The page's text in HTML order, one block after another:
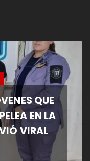
QUE
EN LA
VIRAL